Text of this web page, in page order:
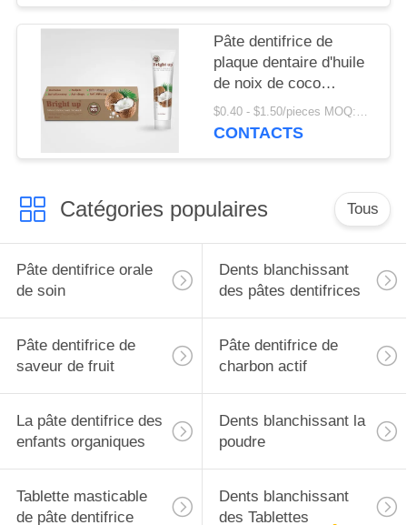
LA
Pâte dentifrice de
plaque dentaire d'huile
de noix de coco
organique naturelle de
90% anti
$0.40 - $1.50/pieces MOQ:240 morceaux
CONTACTS
Catégories populaires Tous
Pâte dentifrice orale
de soin
Dents blanchissant
des pâtes dentifrices
Pâte dentifrice de
saveur de fruit
Pâte dentifrice de
charbon actif
La pâte dentifrice des
enfants organiques
Dents blanchissant la
poudre
Tablette masticable
de pâte dentifrice
Dents blanchissant
des Tablettes